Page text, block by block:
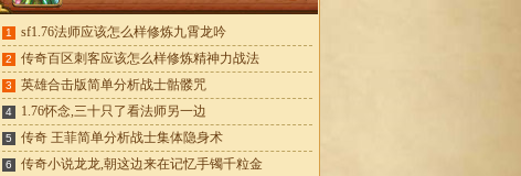
1 sf1.76法师应该怎么样修炼九霄龙吟
2 传奇百区刺客应该怎么样修炼精神力战法
3 英雄合击版简单分析战士骷髅咒
4 1.76怀念,三十只了看法师另一边
5 传奇 王菲简单分析战士集体隐身术
6 传奇小说龙龙,朝这边来在记忆手镯千粒金